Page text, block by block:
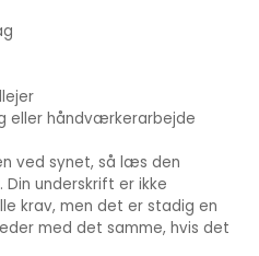
eller håndværkerarbejde
ved synet, så læs den
underskrift er ikke
krav, men det er stadig en
med det samme, hvis det